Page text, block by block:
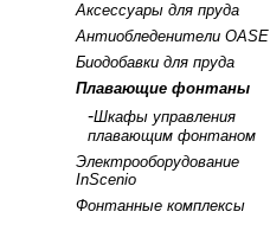
Аксессуары для пруда
Антиобледенители OASE
Биодобавки для пруда
Плавающие фонтаны
-Шкафы управления
плавающим фонтаном
Электрооборудование
InScenio
Фонтанные комплексы